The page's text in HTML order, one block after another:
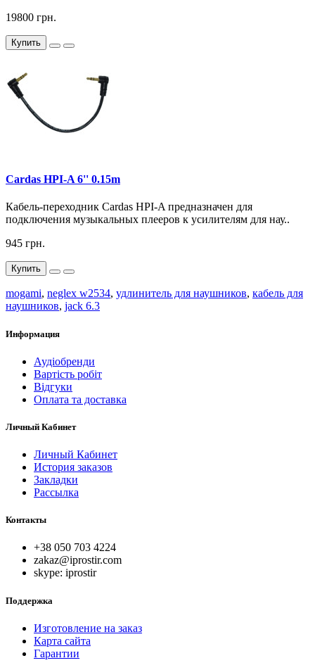
19800 грн.
Купить
Cardas HPI-A 6'' 0.15m
Кабель-переходник Cardas HPI-A предназначен для
подключения музыкальных плееров к усилителям для нау..
945 грн.
Купить
mogami, neglex w2534, удлинитель для наушников, кабель для
наушников, jack 6.3
Информация
Аудіобренди
Вартість робіт
Відгуки
Оплата та доставка
Личный Кабинет
Личный Кабинет
История заказов
Закладки
Рассылка
Контакты
+38 050 703 4224
zakaz@iprostir.com
skype: iprostir
Поддержка
Изготовление на заказ
Карта сайта
Гарантии